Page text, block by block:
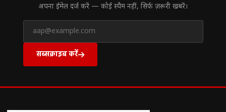
अपना ईमेल दर्ज करें — कोई स्पैम नहीं, सिर्फ ज़रूरी खबरें।
सब्सक्राइब करें